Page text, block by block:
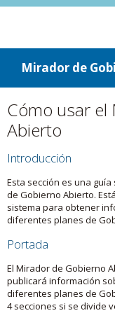
ir a contenido
ir al menú
Mirador de
Cómo usar
Abierto
Introducción
Esta sección es una
de Gobierno Abierto.
sistema para obtener
diferentes planes de
Portada
El Mirador de Gobierno
publicará información
diferentes planes de
4 secciones si se divide